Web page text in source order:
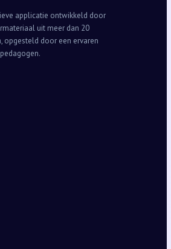
applicatie ontwikkeld door
uit meer dan 20
opgesteld door een ervaren